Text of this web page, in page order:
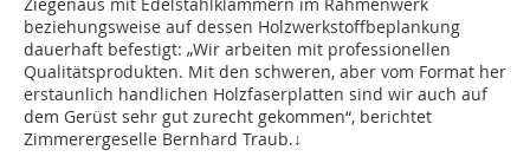
Ziegenaus mit Edelstahlklammern im Rahmenwerk
beziehungsweise auf dessen Holzwerkstoffbeplankung
dauerhaft befestigt: „Wir arbeiten mit professionellen
Qualitätsprodukten. Mit den schweren, aber vom Format her
erstaunlich handlichen Holzfaserplatten sind wir auch auf
dem Gerüst sehr gut zurecht gekommen“, berichtet
Zimmerergeselle Bernhard Traub.↓